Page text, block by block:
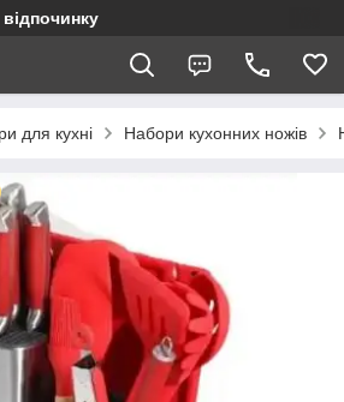
для кухні Набори кухонних ножів